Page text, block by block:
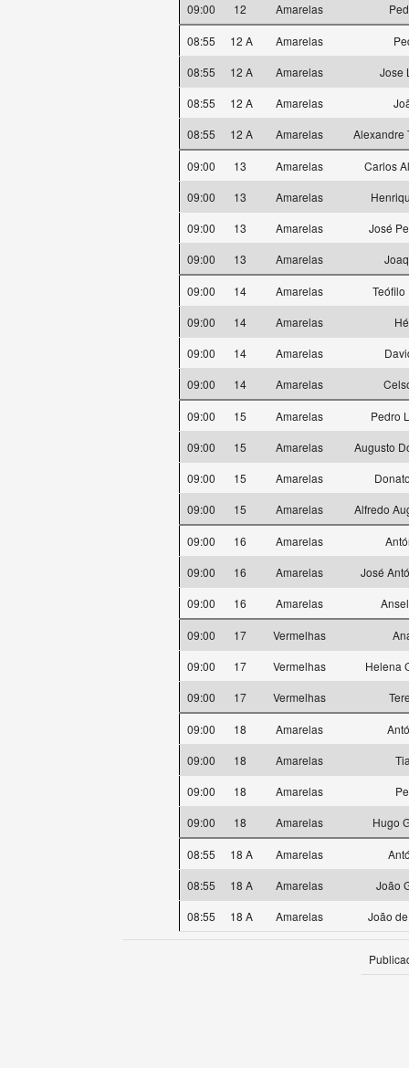
09:00 12 Amarelas
08:55 12 A Amarelas
08:55
12 A Amarelas
Jose
08:55
12 A Amarelas
08:55
12 A Amarelas Alexandre
09:00 13 Amarelas
Carlos
09:00
13 Amarelas
09:00
13 Amarelas
José
09:00
13 Amarelas
09:00 14 Amarelas
Teófilo
09:00
14 Amarelas
09:00
14 Amarelas
09:00
14 Amarelas
09:00 15 Amarelas
Pedro
09:00
15 Amarelas
Augusto
09:00
15 Amarelas
09:00
15 Amarelas Alfredo
09:00 16 Amarelas
09:00
16 Amarelas
José
09:00
16 Amarelas
09:00 17 Vermelhas
09:00
17 Vermelhas
Helena
09:00
17 Vermelhas
09:00 18 Amarelas
09:00
18 Amarelas
09:00
18 Amarelas
09:00
18 Amarelas Hugo
08:55 18 A Amarelas
08:55
18 A Amarelas
João
08:55
18 A Amarelas João